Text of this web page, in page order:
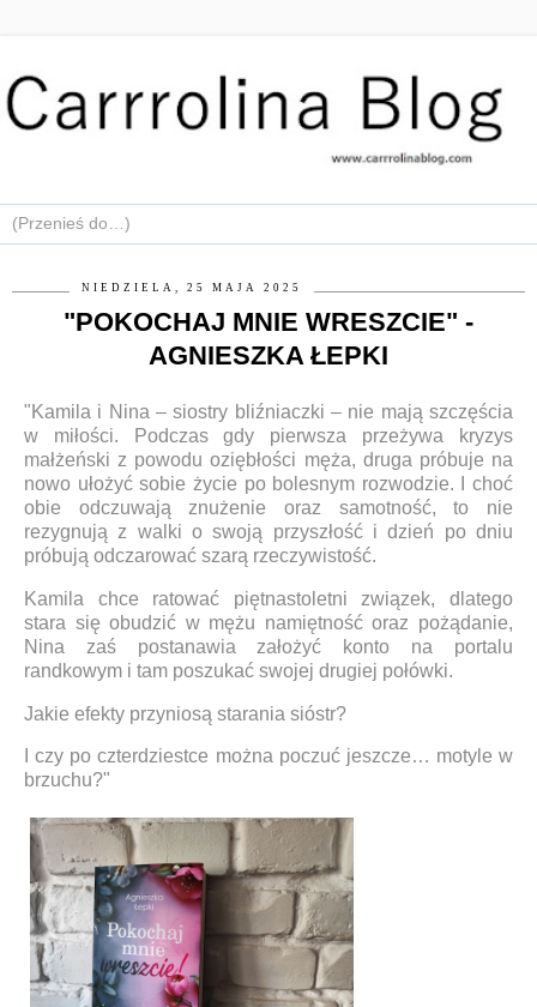
NIEDZIELA, 25 MAJA 2025
"POKOCHAJ MNIE WRESZCIE" -
AGNIESZKA ŁEPKI
"Kamila i Nina – siostry bliźniaczki – nie mają szczęścia
w miłości. Podczas gdy pierwsza przeżywa kryzys
małżeński z powodu oziębłości męża, druga próbuje na
nowo ułożyć sobie życie po bolesnym rozwodzie. I choć
obie odczuwają znużenie oraz samotność, to nie
rezygnują z walki o swoją przyszłość i dzień po dniu
próbują odczarować szarą rzeczywistość.
Kamila chce ratować piętnastoletni związek, dlatego
stara się obudzić w mężu namiętność oraz pożądanie,
Nina zaś postanawia założyć konto na portalu
randkowym i tam poszukać swojej drugiej połówki.
Jakie efekty przyniosą starania sióstr?
I czy po czterdziestce można poczuć jeszcze… motyle w
brzuchu?"